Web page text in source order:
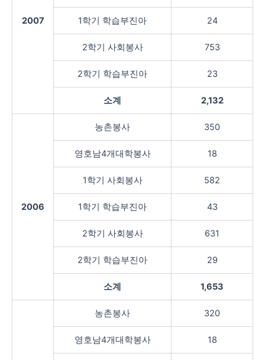
2007 1학기 학습부진아 24
2학기 사회봉사 753
2학기 학습부진아 23
소계 2,132
2006
농촌봉사 350
영호남4개대학봉사 18
1학기 사회봉사 582
1학기 학습부진아 43
2학기 사회봉사 631
2학기 학습부진아 29
소계 1,653
농촌봉사 320
영호남4개대학봉사 18